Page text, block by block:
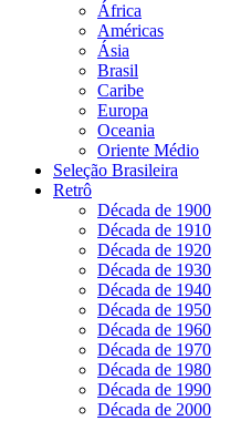
África
Américas
Ásia
Brasil
Caribe
Europa
Oceania
Oriente Médio
Seleção Brasileira
Retrô
Década de 1900
Década de 1910
Década de 1920
Década de 1930
Década de 1940
Década de 1950
Década de 1960
Década de 1970
Década de 1980
Década de 1990
Década de 2000